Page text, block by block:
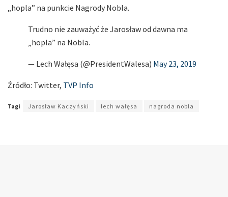
„hopla” na punkcie Nagrody Nobla.
Trudno nie zauważyć że Jarosław od dawna ma
„hopla” na Nobla.
— Lech Wałęsa (@PresidentWalesa) May 23, 2019
Źródło: Twitter, TVP Info
Tagi Jarosław Kaczyński lech wałęsa nagroda nobla